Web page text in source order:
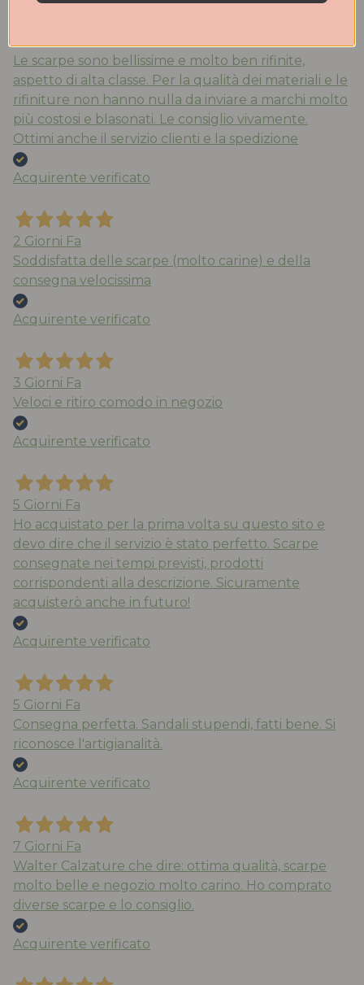
Le scarpe sono bellissime e molto ben rifinite,
aspetto di alta classe. Per la qualità dei materiali e le
rifiniture non hanno nulla da inviare a marchi molto
più costosi e blasonati. Le consiglio vivamente.
Ottimi anche il servizio clienti e la spedizione
Acquirente verificato
2 Giorni Fa
Soddisfatta delle scarpe (molto carine) e della
consegna velocissima
Acquirente verificato
3 Giorni Fa
Veloci e ritiro comodo in negozio
Acquirente verificato
5 Giorni Fa
Ho acquistato per la prima volta su questo sito e
devo dire che il servizio è stato perfetto. Scarpe
consegnate nei tempi previsti, prodotti
corrispondenti alla descrizione. Sicuramente
acquisterò anche in futuro!
Acquirente verificato
5 Giorni Fa
Consegna perfetta. Sandali stupendi, fatti bene. Si
riconosce l'artigianalità.
Acquirente verificato
7 Giorni Fa
Walter Calzature che dire: ottima qualità, scarpe
molto belle e negozio molto carino. Ho comprato
diverse scarpe e lo consiglio.
Acquirente verificato